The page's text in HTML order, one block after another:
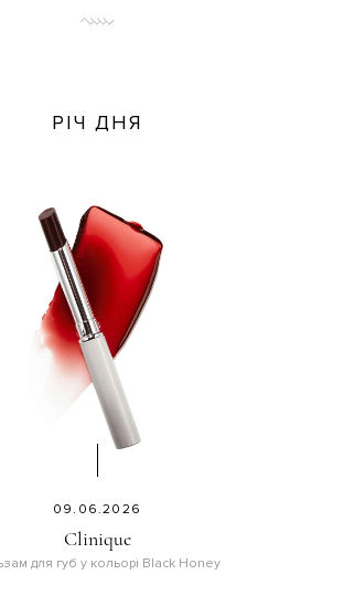
РІЧ ДНЯ
09.06.2026
Clinique
для губ у кольорі Black Honey